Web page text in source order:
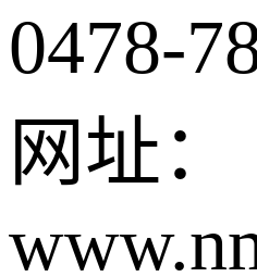
0478-
网址：